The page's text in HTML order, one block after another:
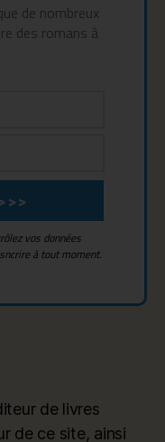
de nombreux
des romans à
vos données
à tout moment.
de livres
de ce site, ainsi